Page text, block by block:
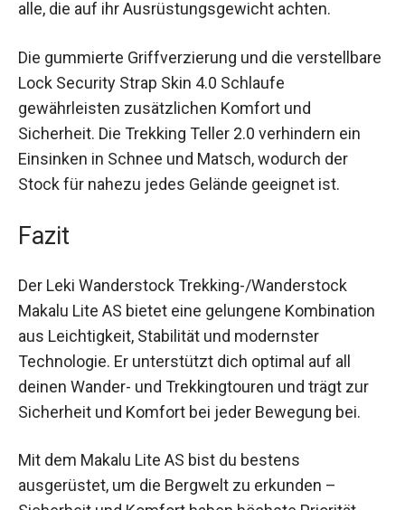
Ausrüstungsgewicht achten.
Die gummierte Griffverzierung und die
verstellbare Lock Security Strap Skin 4.0 Schlaufe
gewährleisten zusätzlichen Komfort und
Sicherheit. Die Trekking Teller 2.0 verhindern ein
Einsinken in Schnee und Matsch, wodurch der
Stock für nahezu jedes Gelände geeignet ist.
Fazit
Der Leki Wanderstock Trekking-/Wanderstock
Makalu Lite AS bietet eine gelungene
Kombination aus Leichtigkeit, Stabilität und
modernster Technologie. Er unterstützt dich
optimal auf all deinen Wander- und
Trekkingtouren und trägt zur Sicherheit und
Komfort bei jeder Bewegung bei.
Mit dem Makalu Lite AS bist du bestens